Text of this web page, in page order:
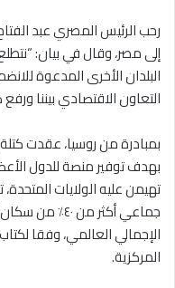
رحب الرئيس المصري عبد
إلى مصر، وقال في بيان:
البلدان الأخرى المدعوة
التعاون الاقتصادي بيننا
بهدف توفير منصة للدول
تهيمن عليه الولايات
الإجمالي العالمي، وفقا
المركزية.